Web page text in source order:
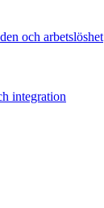
och arbetslöshet
integration